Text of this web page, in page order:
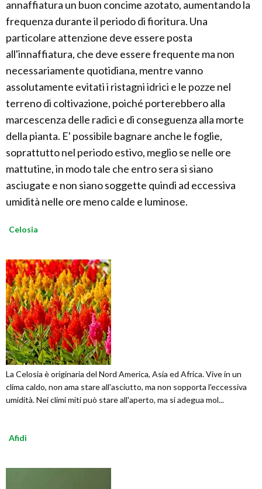
annaffiatura un buon concime azotato, aumentando la
frequenza durante il periodo di fioritura. Una
particolare attenzione deve essere posta
all'innaffiatura, che deve essere frequente ma non
necessariamente quotidiana, mentre vanno
assolutamente evitati i ristagni idrici e le pozze nel
terreno di coltivazione, poiché porterebbero alla
marcescenza delle radici e di conseguenza alla morte
della pianta. E' possibile bagnare anche le foglie,
soprattutto nel periodo estivo, meglio se nelle ore
mattutine, in modo tale che entro sera si siano
asciugate e non siano soggette quindi ad eccessiva
umidità nelle ore meno calde e luminose.
Celosia
La Celosia è originaria del Nord America, Asia ed Africa. Vive in un
clima caldo, non ama stare all'asciutto, ma non sopporta l'eccessiva
umidità. Nei climi miti può stare all'aperto, ma si adegua mol...
Afidi